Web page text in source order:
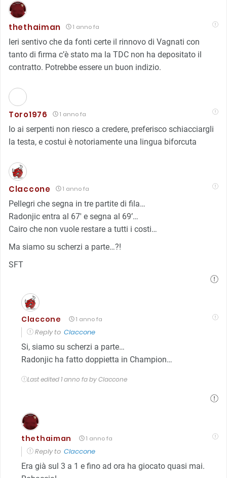
thethaiman 1 anno fa
Ieri sentivo che da fonti certe il rinnovo di Vagnati con
tanto di firma c’è stato ma la TDC non ha depositato il
contratto. Potrebbe essere un buon indizio.
Toro1976 1 anno fa
Io ai serpenti non riesco a credere, preferisco schiacciargli
la testa, e costui è notoriamente una lingua biforcuta
Claccone 1 anno fa
Pellegri che segna in tre partite di fila…
Radonjic entra al 67′ e segna al 69’…
Cairo che non vuole restare a tutti i costi…
Ma siamo su scherzi a parte…?!
SFT
Claccone 1 anno fa
Reply to Claccone
Si, siamo su scherzi a parte…
Radonjic ha fatto doppietta in Champion…
Last edited 1 anno fa by Claccone
thethaiman 1 anno fa
Reply to Claccone
Era già sul 3 a 1 e fino ad ora ha giocato quasi mai.